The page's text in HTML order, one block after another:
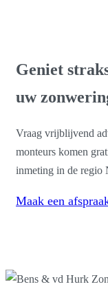
Geniet
uw
Vraag vrijblijvend
monteurs komen
inmeting in de regio
Maak een